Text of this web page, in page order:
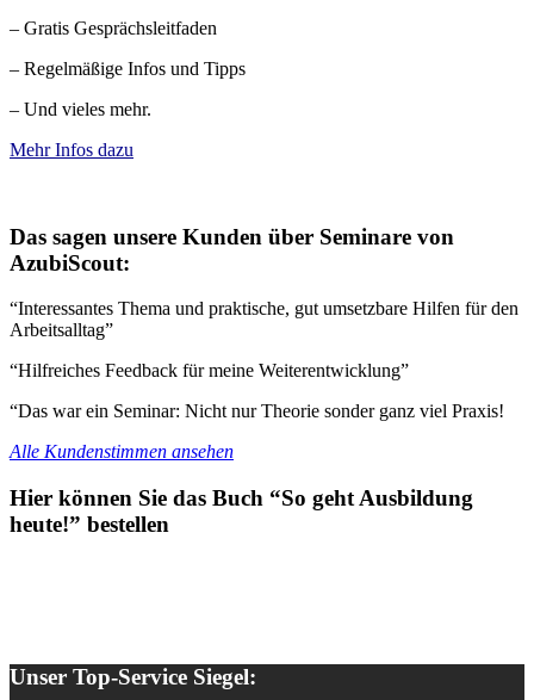
– Gratis Gesprächsleitfaden
– Regelmäßige Infos und Tipps
– Und vieles mehr.
Mehr Infos dazu
Das sagen unsere Kunden über Seminare von
AzubiScout:
“Interessantes Thema und praktische, gut umsetzbare Hilfen für den
Arbeitsalltag”
“Hilfreiches Feedback für meine Weiterentwicklung”
“Das war ein Seminar: Nicht nur Theorie sonder ganz viel Praxis!
Alle Kundenstimmen ansehen
Hier können Sie das Buch “So geht Ausbildung
heute!” bestellen
Unser Top-Service Siegel: